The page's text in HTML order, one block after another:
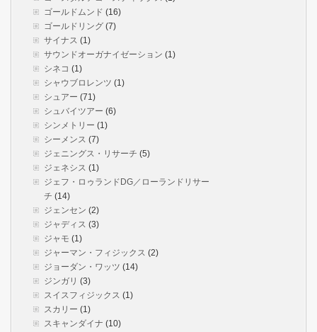
ゴールドムンド (16)
ゴールドリング (7)
サイナス (1)
サウンドオーガナイゼーション (1)
シネコ (1)
シャウブロレンツ (1)
シュアー (71)
シュバイツアー (6)
シンメトリー (1)
シーメンス (7)
ジェニングス・リサーチ (5)
ジェネシス (1)
ジェフ・ロゥランドDG／ローランドリサー
チ (14)
ジェンセン (2)
ジャディス (3)
ジャモ (1)
ジャーマン・フィジックス (2)
ジョーダン・ワッツ (14)
ジンガリ (3)
スイスフィジックス (1)
スカリー (1)
スキャンダイナ (10)